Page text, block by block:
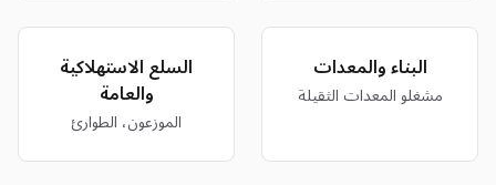
البناء والمعدات
مشغلو المعدات الثقيلة
السلع الاستهلاكية
والعامة
الموزعون، الطوارئ